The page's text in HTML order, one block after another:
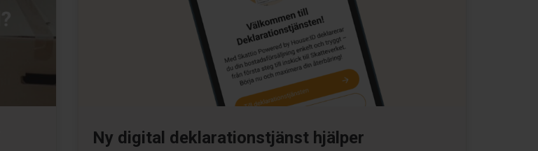
Ny digital deklarationstjänst hjälper